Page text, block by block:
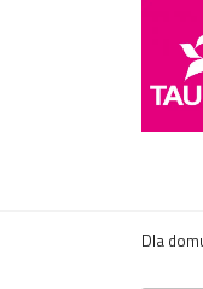
Dla